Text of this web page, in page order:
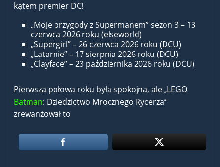
kątem premier DC!
„Moje przygody z Supermanem” sezon 3 – 13
czerwca 2026 roku (elseworld)
„Supergirl” – 26 czerwca 2026 roku (DCU)
„Latarnie” – 17 sierpnia 2026 roku (DCU)
„Clayface” – 23 października 2026 roku (DCU)
Pierwsza połowa roku była spokojna, ale „LEGO
Batman: Dziedzictwo Mrocznego Rycerza”
zrewanżował to